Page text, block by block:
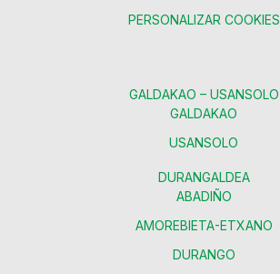
PERSONALIZAR COOKIES
GALDAKAO – USANSOLO
GALDAKAO
USANSOLO
DURANGALDEA
ABADIÑO
AMOREBIETA-ETXANO
DURANGO